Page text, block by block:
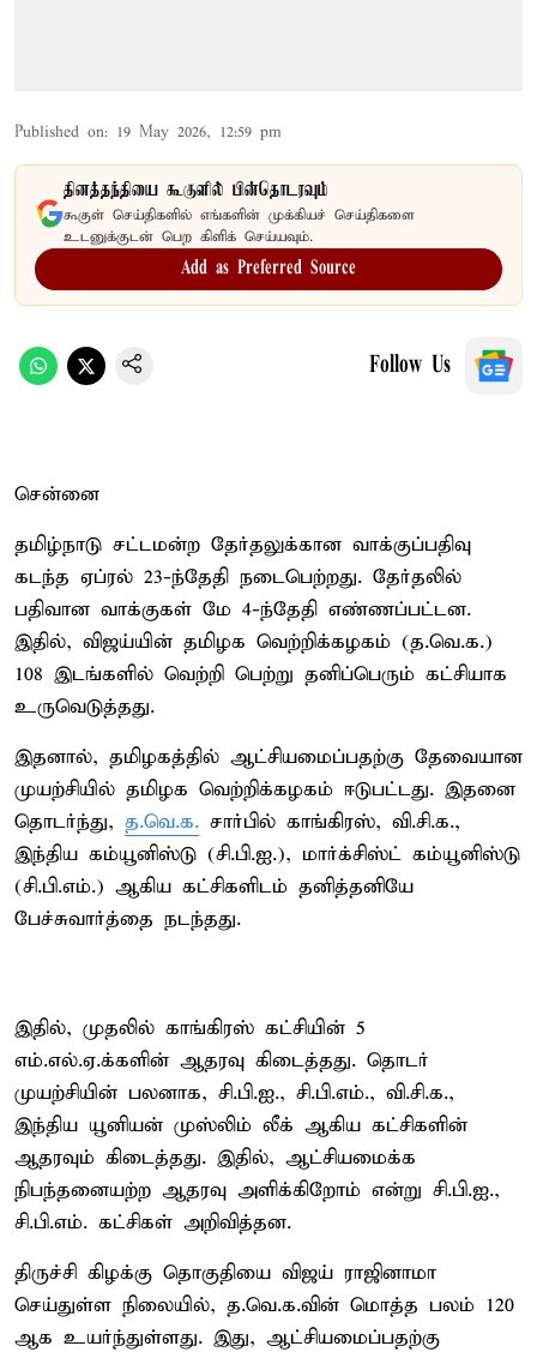
Published on: 19 May 2026, 12:59 pm
தினத்தந்தியை கூகுளில் பின்தொடரவும்
கூகுள் செய்திகளில் எங்களின் முக்கியச் செய்திகளை
உடனுக்குடன் பெற கிளிக் செய்யவும்.
Add as Preferred Source
Follow Us
சென்னை
தமிழ்நாடு சட்டமன்ற தேர்தலுக்கான வாக்குப்பதிவு
கடந்த ஏப்ரல் 23-ந்தேதி நடைபெற்றது. தேர்தலில்
பதிவான வாக்குகள் மே 4-ந்தேதி எண்ணப்பட்டன.
இதில், விஜய்யின் தமிழக வெற்றிக்கழகம் (த.வெ.க.)
108 இடங்களில் வெற்றி பெற்று தனிப்பெரும் கட்சியாக
உருவெடுத்தது.
இதனால், தமிழகத்தில் ஆட்சியமைப்பதற்கு தேவையான
முயற்சியில் தமிழக வெற்றிக்கழகம் ஈடுபட்டது. இதனை
தொடர்ந்து, த.வெ.க. சார்பில் காங்கிரஸ், வி.சி.க.,
இந்திய கம்யூனிஸ்டு (சி.பி.ஐ.), மார்க்சிஸ்ட் கம்யூனிஸ்டு
(சி.பி.எம்.) ஆகிய கட்சிகளிடம் தனித்தனியே
பேச்சுவார்த்தை நடந்தது.
இதில், முதலில் காங்கிரஸ் கட்சியின் 5
எம்.எல்.ஏ.க்களின் ஆதரவு கிடைத்தது. தொடர்
முயற்சியின் பலனாக, சி.பி.ஐ., சி.பி.எம்., வி.சி.க.,
இந்திய யூனியன் முஸ்லிம் லீக் ஆகிய கட்சிகளின்
ஆதரவும் கிடைத்தது. இதில், ஆட்சியமைக்க
நிபந்தனையற்ற ஆதரவு அளிக்கிறோம் என்று சி.பி.ஐ.,
சி.பி.எம். கட்சிகள் அறிவித்தன.
திருச்சி கிழக்கு தொகுதியை விஜய் ராஜினாமா
செய்துள்ள நிலையில், த.வெ.க.வின் மொத்த பலம் 120
ஆக உயர்ந்துள்ளது. இது, ஆட்சியமைப்பதற்கு